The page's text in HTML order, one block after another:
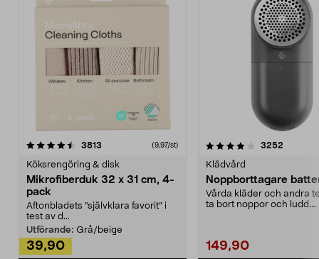
3813 (9,97/st)
Köksrengöring & disk
Mikrofiberduk 32 x 31 cm, 4-
pack
Aftonbladets "självklara favorit” i
test av d...
Utförande: Grå/beige
39,90
4.0av 5 stjärnor 3252
Klädvård
Noppborttagare
Vårda kläder och andra
ta bort noppor och ludd.
149,90
4.5av 5 stjärnor